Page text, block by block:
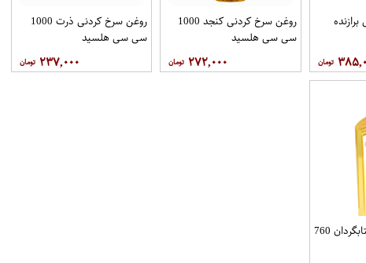
روغن سرخ کردنی کنجد 1000
سی سی هلسید
۲۷۲,۰۰۰
روغن سرخ کردنی ذرت 1000
سی سی هلسید
۲۳۷,۰۰۰
روغن ذرت کانولا آفتابگردان 760